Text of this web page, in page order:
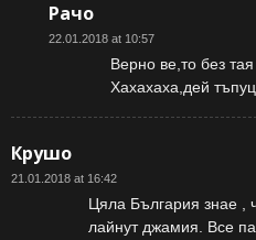
Рачо
22.01.2018 at 10:57
Верно ве,то без
Хахахаха,дей
Крушо
21.01.2018 at 16:42
Цяла България знае ,
лайнут джамия. Все